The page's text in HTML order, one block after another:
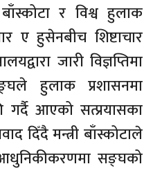
र विश्व हुलाक
ए हुसेनबीच शिष्टाचार
जारी विज्ञप्तिमा
हुलाक प्रशासनमा
गर्दै आएको सत्प्रयासका
दिँदै मन्त्री बाँस्कोटाले
सङ्घको